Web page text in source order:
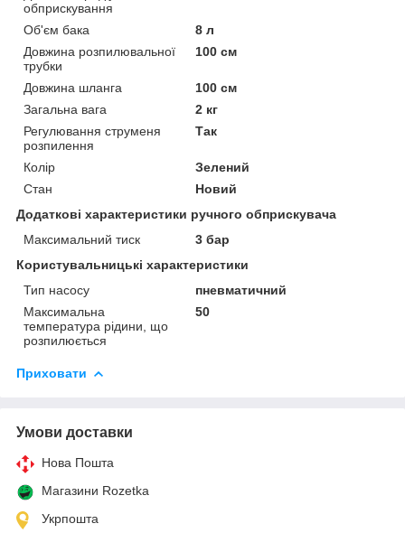
обприскування
Об'єм бака
8 л
Довжина розпилювальної
трубки
100 см
Довжина шланга
100 см
Загальна вага
2 кг
Регулювання струменя
розпилення
Так
Колір
Зелений
Стан
Новий
Додаткові характеристики ручного обприскувача
Максимальний тиск
3 бар
Користувальницькі характеристики
Тип насосу
пневматичний
Максимальна
температура рідини, що
розпилюється
50
Приховати
Умови доставки
Нова Пошта
Магазини Rozetka
Укрпошта